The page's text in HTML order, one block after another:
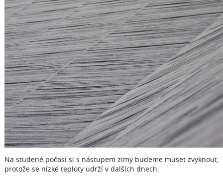
Na studené počasí si s nástupem zimy budeme muset zvyknout,
protože se nízké teploty udrží v dalších dnech.